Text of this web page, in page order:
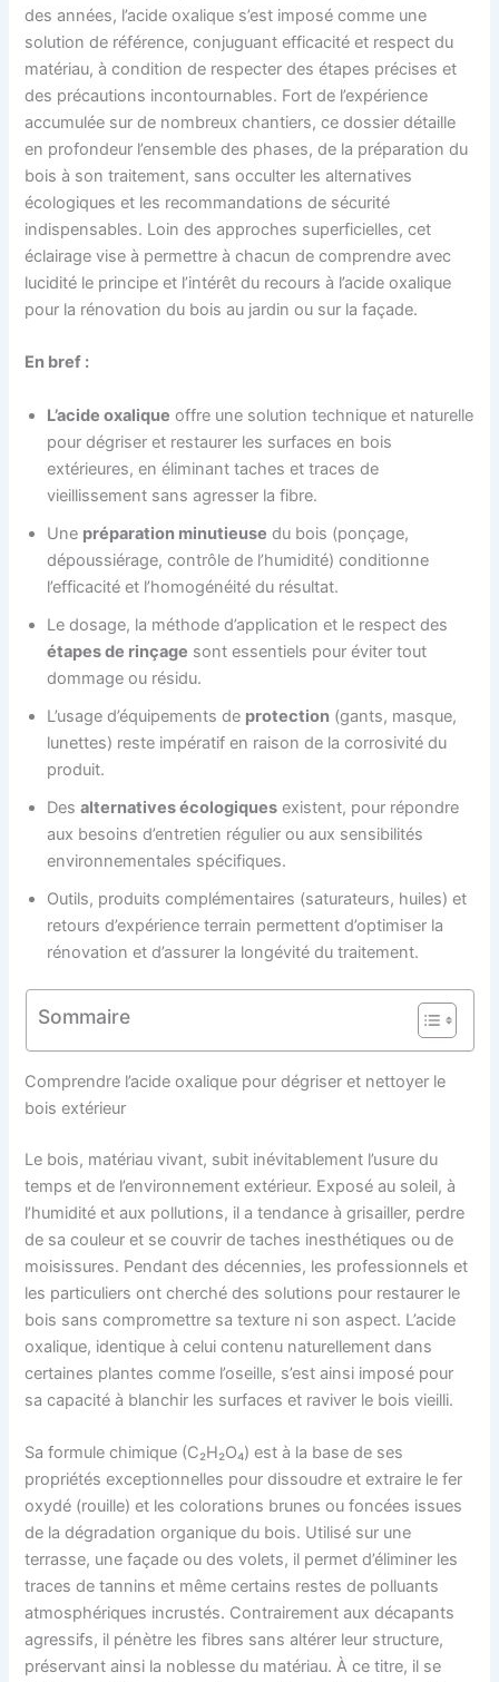
des années, l’acide oxalique s’est imposé comme une
solution de référence, conjuguant efficacité et respect du
matériau, à condition de respecter des étapes précises et
des précautions incontournables. Fort de l’expérience
accumulée sur de nombreux chantiers, ce dossier détaille
en profondeur l’ensemble des phases, de la préparation du
bois à son traitement, sans occulter les alternatives
écologiques et les recommandations de sécurité
indispensables. Loin des approches superficielles, cet
éclairage vise à permettre à chacun de comprendre avec
lucidité le principe et l’intérêt du recours à l’acide oxalique
pour la rénovation du bois au jardin ou sur la façade.
En bref :
L’acide oxalique offre une solution technique et naturelle
pour dégriser et restaurer les surfaces en bois
extérieures, en éliminant taches et traces de
vieillissement sans agresser la fibre.
Une préparation minutieuse du bois (ponçage,
dépoussiérage, contrôle de l’humidité) conditionne
l’efficacité et l’homogénéité du résultat.
Le dosage, la méthode d’application et le respect des
étapes de rinçage sont essentiels pour éviter tout
dommage ou résidu.
L’usage d’équipements de protection (gants, masque,
lunettes) reste impératif en raison de la corrosivité du
produit.
Desalternatives écologiques existent, pour répondre
aux besoins d’entretien régulier ou aux sensibilités
environnementales spécifiques.
Outils, produits complémentaires (saturateurs, huiles) et
retours d’expérience terrain permettent d’optimiser la
rénovation et d’assurer la longévité du traitement.
Sommaire
Comprendre l’acide oxalique pour dégriser et nettoyer le
bois extérieur
Le bois, matériau vivant, subit inévitablement l’usure du
temps et de l’environnement extérieur. Exposé au soleil, à
l’humidité et aux pollutions, il a tendance à grisailler, perdre
de sa couleur et se couvrir de taches inesthétiques ou de
moisissures. Pendant des décennies, les professionnels et
les particuliers ont cherché des solutions pour restaurer le
bois sans compromettre sa texture ni son aspect. L’acide
oxalique, identique à celui contenu naturellement dans
certaines plantes comme l’oseille, s’est ainsi imposé pour
sa capacité à blanchir les surfaces et raviver le bois vieilli.
Sa formule chimique (C₂H₂O₄) est à la base de ses
propriétés exceptionnelles pour dissoudre et extraire le fer
oxydé (rouille) et les colorations brunes ou foncées issues
de la dégradation organique du bois. Utilisé sur une
terrasse, une façade ou des volets, il permet d’éliminer les
traces de tannins et même certains restes de polluants
atmosphériques incrustés. Contrairement aux décapants
agressifs, il pénètre les fibres sans altérer leur structure,
préservant ainsi la noblesse du matériau. À ce titre, il se